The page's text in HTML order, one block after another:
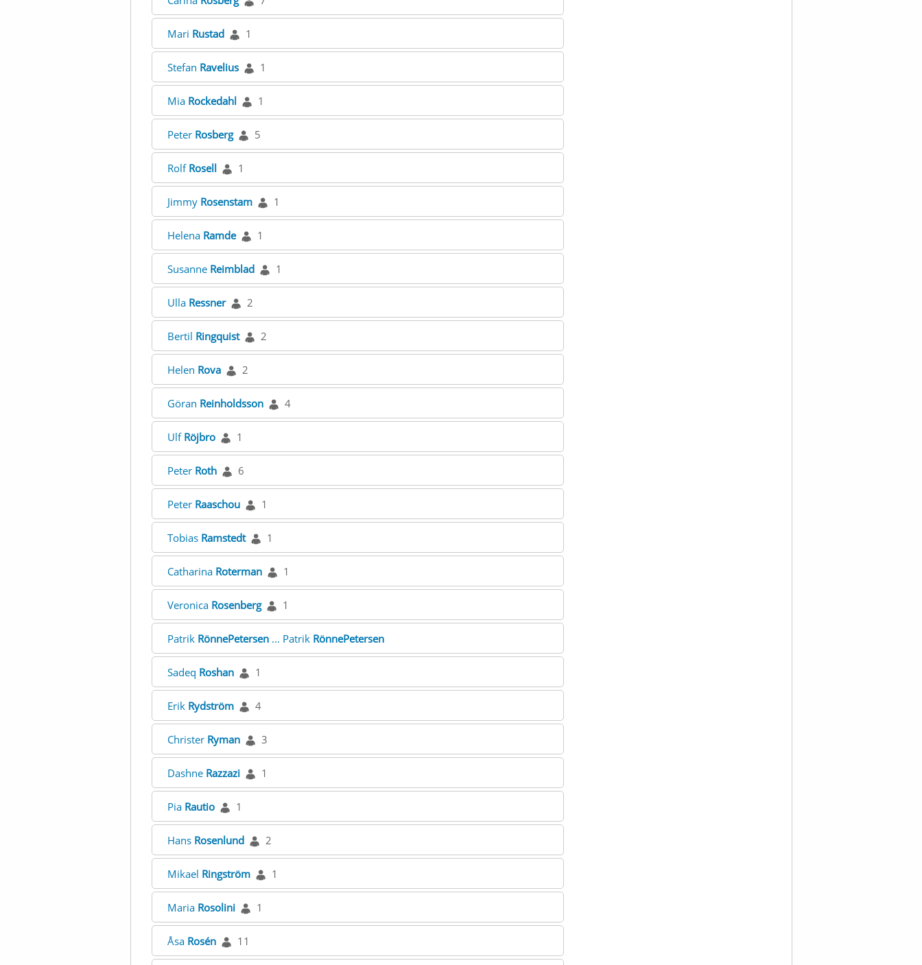
Mari Rustad 1
Stefan Ravelius 1
Mia Rockedahl 1
Peter Rosberg 5
Rolf Rosell 1
Jimmy Rosenstam 1
Helena Ramde 1
Susanne Reimblad 1
Ulla Ressner 2
Bertil Ringquist 2
Helen Rova 2
Göran Reinholdsson 4
Ulf Röjbro 1
Peter Roth 6
Peter Raaschou 1
Tobias Ramstedt 1
Catharina Roterman 1
Veronica Rosenberg 1
Patrik RönnePetersen... Patrik RönnePetersen
Sadeq Roshan 1
Erik Rydström 4
Christer Ryman 3
Dashne Razzazi 1
Pia Rautio 1
Hans Rosenlund 2
Mikael Ringström 1
Maria Rosolini 1
Åsa Rosén 11